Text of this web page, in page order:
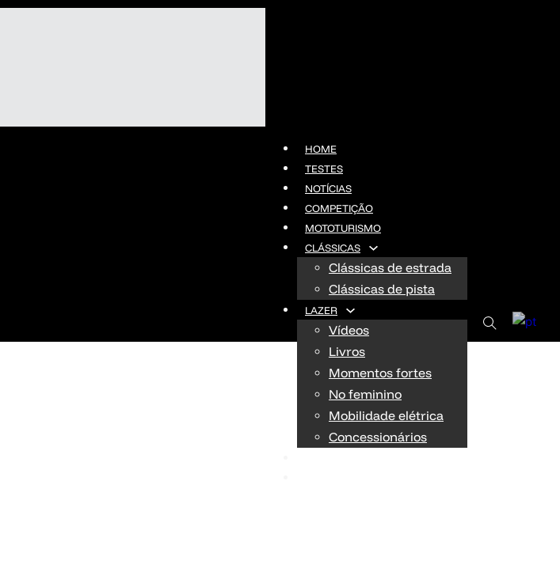
HOME
TESTES
NOTÍCIAS
COMPETIÇÃO
MOTOTURISMO
CLÁSSICAS
Clássicas de estrada
Clássicas de pista
LAZER
Vídeos
Livros
Momentos fortes
No feminino
Mobilidade elétrica
Concessionários